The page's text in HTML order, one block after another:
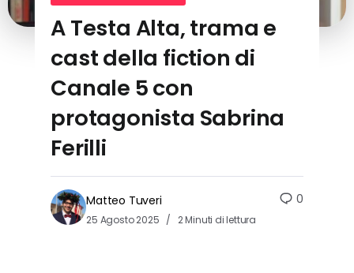
A Testa Alta, trama e
cast della fiction di
Canale 5 con
protagonista Sabrina
Ferilli
Matteo Tuveri
25 Agosto 2025 2 Minuti di lettura
0